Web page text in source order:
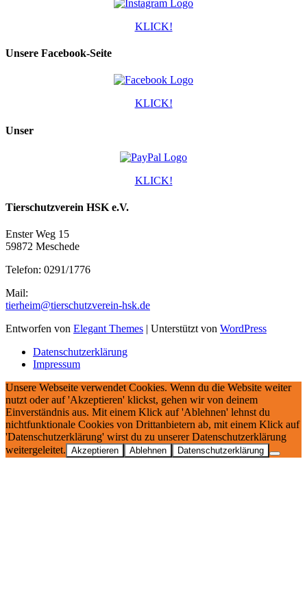
KLICK!
Unsere Facebook-Seite
KLICK!
Unser
KLICK!
Tierschutzverein HSK e.V.
Enster Weg 15
59872 Meschede
Telefon: 0291/1776
Mail:
tierheim@tierschutzverein-hsk.de
Entworfen von Elegant Themes | Unterstützt von WordPress
Datenschutzerklärung
Impressum
Unsere Webseite verwendet Cookies. Wenn du die Website weiter
nutzt oder auf 'Akzeptieren' klickst, gehen wir von deinem
Einverständnis aus. Mit einem Klick auf 'Ablehnen' lehnst du
nichtfunktionale Cookies von Drittanbietern ab, mit einem Klick auf
'Datenschutzerklärung' wirst du zu unserer Datenschutzerklärung
weitergeleitet. Akzeptieren Ablehnen Datenschutzerklärung